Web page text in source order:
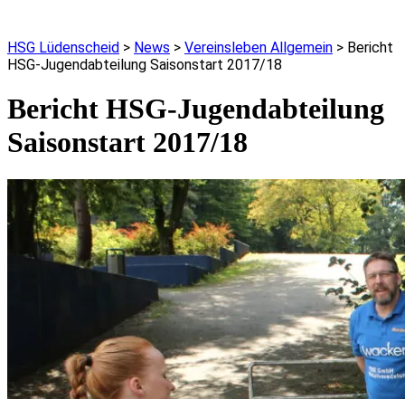
HSG Lüdenscheid > News > Vereinsleben Allgemein > Bericht
HSG-Jugendabteilung Saisonstart 2017/18
Bericht HSG-Jugendabteilung
Saisonstart 2017/18